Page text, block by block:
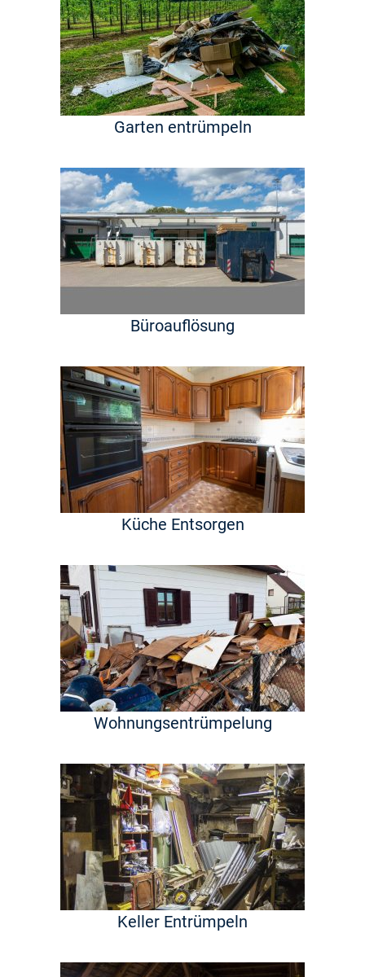
Garten entrümpeln
Büroauflösung
Küche Entsorgen
Wohnungsentrümpelung
Keller Entrümpeln